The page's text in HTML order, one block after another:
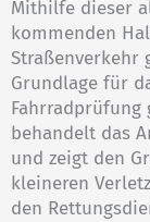
Mithilfe dieser
kommenden
Straßenverkehr
Grundlage für
Fahrradprüfung
behandelt das
und zeigt den
kleineren
den